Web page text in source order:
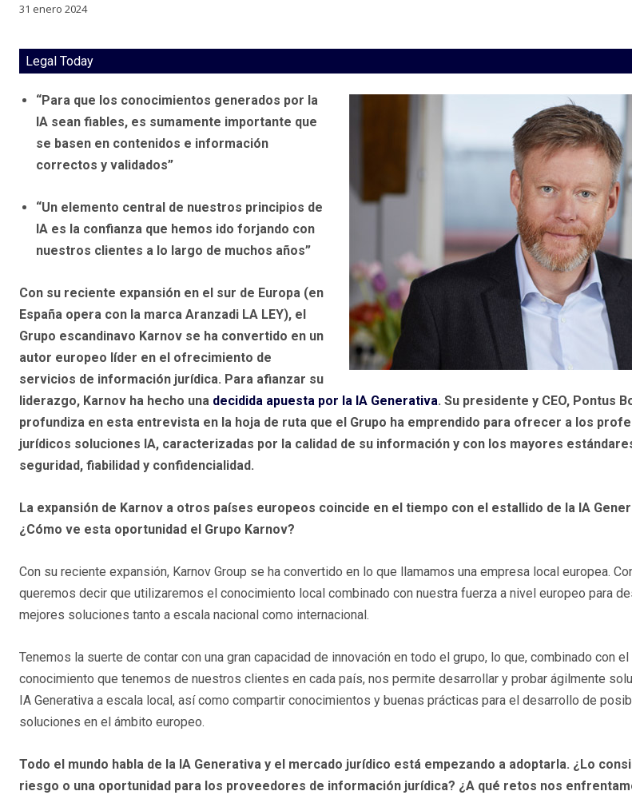
31 enero 2024
Legal Today
“Para que los conocimientos generados por la
IA sean fiables, es sumamente importante que
se basen en contenidos e información
correctos y validados”
“Un elemento central de nuestros principios de
IA es la confianza que hemos ido forjando con
nuestros clientes a lo largo de muchos años”
Con su reciente expansión en el sur de Europa (en
España opera con la marca Aranzadi LA LEY), el
Grupo escandinavo Karnov se ha convertido en un
autor europeo líder en el ofrecimiento de
servicios de información jurídica. Para afianzar su
liderazgo, Karnov ha hecho una decidida apuesta por la IA Generativa. Su presidente y CEO, Pontus
profundiza en esta entrevista en la hoja de ruta que el Grupo ha emprendido para ofrecer a los
jurídicos soluciones IA, caracterizadas por la calidad de su información y con los mayores
seguridad, fiabilidad y confidencialidad.
La expansión de Karnov a otros países europeos coincide en el tiempo con el estallido de la IA
¿Cómo ve esta oportunidad el Grupo Karnov?
Con su reciente expansión, Karnov Group se ha convertido en lo que llamamos una empresa local europea.
queremos decir que utilizaremos el conocimiento local combinado con nuestra fuerza a nivel europeo para
mejores soluciones tanto a escala nacional como internacional.
Tenemos la suerte de contar con una gran capacidad de innovación en todo el grupo, lo que, combinado con
conocimiento que tenemos de nuestros clientes en cada país, nos permite desarrollar y probar ágilmente
IA Generativa a escala local, así como compartir conocimientos y buenas prácticas para el desarrollo de
soluciones en el ámbito europeo.
Todo el mundo habla de la IA Generativa y el mercado jurídico está empezando a adoptarla. ¿Lo
riesgo o una oportunidad para los proveedores de información jurídica? ¿A qué retos nos